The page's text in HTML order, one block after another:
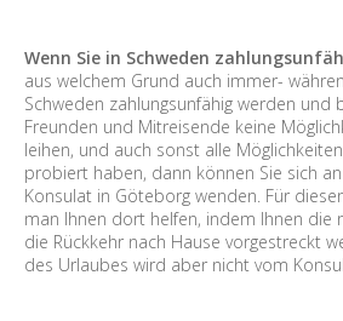
Wenn Sie in Schweden
aus welchem Grund auch immer-
Schweden zahlungsunfähig werden und
Freunden und Mitreisende keine
leihen, und auch sonst alle
probiert haben, dann können Sie sich
Konsulat in Göteborg wenden. Für
man Ihnen dort helfen, indem Ihnen die
die Rückkehr nach Hause vorgestreckt
des Urlaubes wird aber nicht vom